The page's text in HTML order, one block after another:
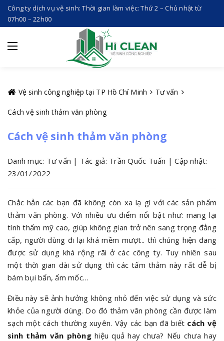
Công ty dịch vụ vệ sinh: Thời gian làm việc: Thứ 2 – Chủ nhật từ
07h00 – 22h00
Vệ sinh công nghiệp tại TP Hồ Chí Minh Tư vấn
Cách vệ sinh thảm văn phòng
Cách vệ sinh thảm văn phòng
Danh mục: Tư vấn | Tác giả: Trần Quốc Tuấn | Cập nhật:
23/01/2022
Chắc hẳn các bạn đã không còn xa lạ gì với các sản phẩm
thảm văn phòng. Với nhiều ưu điểm nổi bật như: mang lại
tính thẩm mỹ cao, giúp không gian trở nên sang trọng đẳng
cấp, người dùng đi lại khá mềm mượt.. thì chúng hiện đang
được sử dụng khá rộng rãi ở các công ty. Tuy nhiên sau
một thời gian dài sử dụng thì các tấm thảm này rất dễ bị
bám bụi bẩn, ẩm mốc…
Điều này sẽ ảnh hưởng không nhỏ đến việc sử dụng và sức
khỏe của người dùng. Do đó thảm văn phòng cần được làm
sạch một cách thường xuyên. Vậy các bạn đã biết cách vệ
sinh thảm văn phònghiệu quả hay chưa? Nếu chưa hay